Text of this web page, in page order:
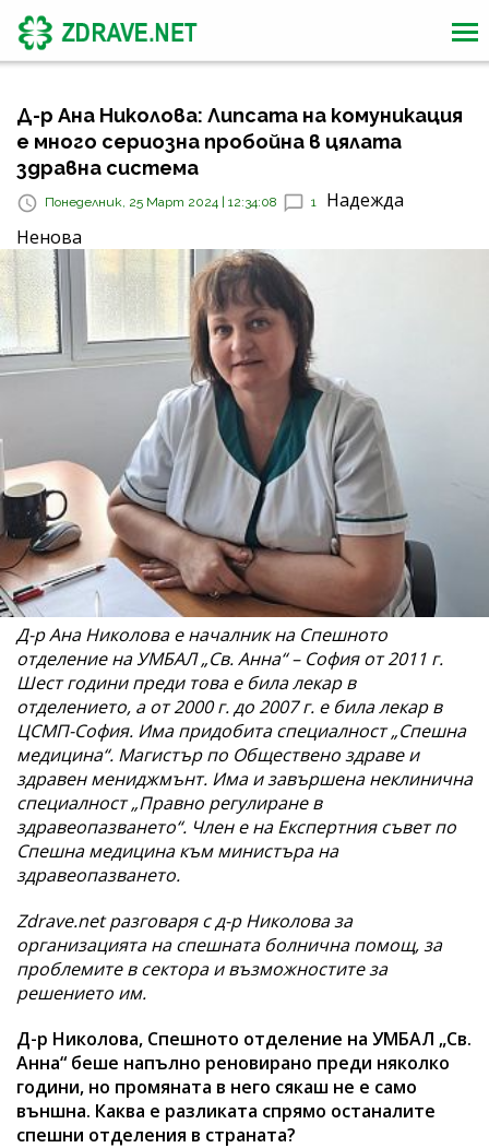
Д-р Ана Николова: Липсата на комуникация
е много сериозна пробойна в цялата
здравна система
Понеделник, 25 Март 2024 | 12:34:08 1
Надежда
Ненова
Д-р Ана Николова е началник на Спешното
отделение на УМБАЛ „Св. Анна“ – София от 2011 г.
Шест години преди това е била лекар в
отделението, а от 2000 г. до 2007 г. е била лекар в
ЦСМП-София. Има придобита специалност „Спешна
медицина“. Магистър по Обществено здраве и
здравен мениджмънт. Има и завършена неклинична
специалност „Правно регулиране в
здравеопазването“. Член е на Експертния съвет по
Спешна медицина към министъра на
здравеопазването.
Zdrave.net разговаря с д-р Николова за
организацията на спешната болнична помощ, за
проблемите в сектора и възможностите за
решението им.
Д-р Николова, Спешното отделение на УМБАЛ „Св.
Анна“ беше напълно реновирано преди няколко
години, но промяната в него сякаш не е само
външна. Каква е разликата спрямо останалите
спешни отделения в страната?